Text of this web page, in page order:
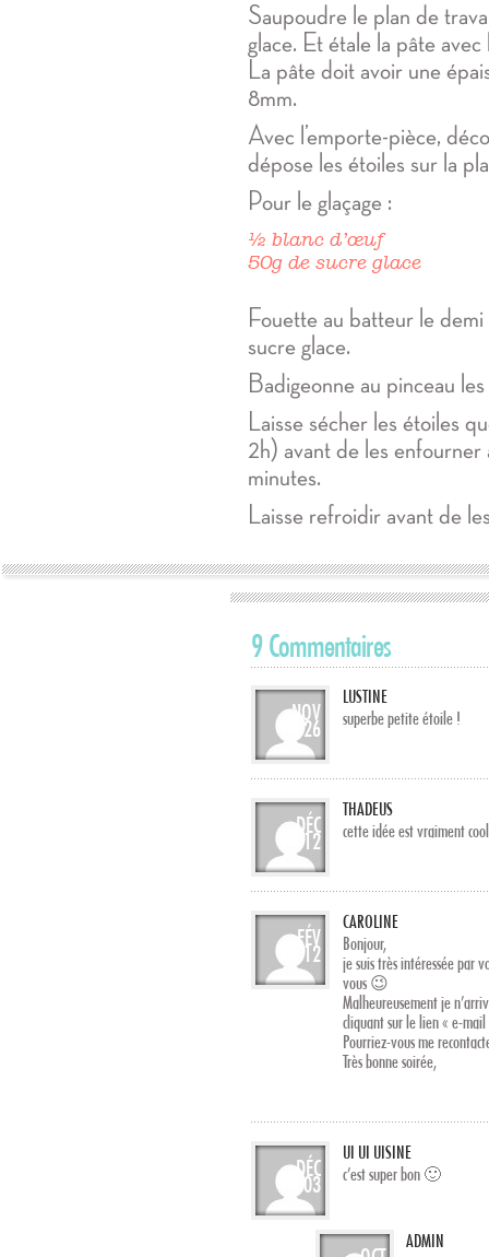
Saupoudre le plan de
glace. Et étale la pâte
La pâte doit avoir une
8mm.
Avec l’emporte-pièce,
dépose les étoiles sur la
Pour le glaçage :
½ blanc d’œuf
50g de sucre glace
Fouette au batteur le
sucre glace.
Badigeonne au pinceau
Laisse sécher les étoiles
2h) avant de les
minutes.
Laisse refroidir avant de
9 Commentaires
NOV
26
LUSTINE
superbe petite étoile !
DÉC
12
THADEUS
cette idée est vraiment
FÉV
12
CAROLINE
Bonjour,
je suis très intéressée par
vous 😉
Malheureusement je
cliquant sur le lien « e-
Pourriez-vous me
Très bonne soirée,
DÉC
03
UI UI UISINE
c’est super bon 🙂
ADMIN